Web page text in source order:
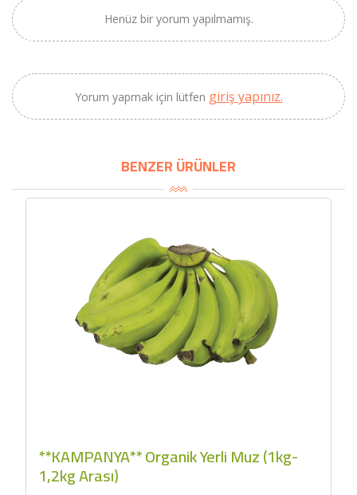
Henüz bir yorum yapılmamış.
Yorum yapmak için lütfen giriş yapınız.
BENZER ÜRÜNLER
**KAMPANYA** Organik Yerli Muz (1kg-
1,2kg Arası)
2320,00 TL
Sızma Zeytinyağı
AtcaNova
SEPETE EKLE